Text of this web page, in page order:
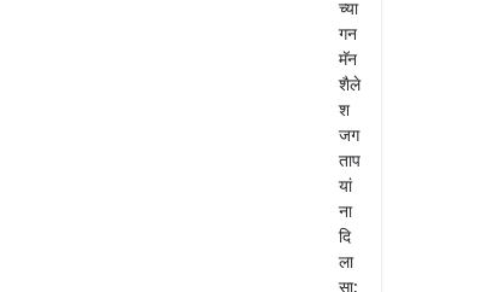
च्या
गन
मॅन
शैले
श
जग
ताप
यां
ना
दि
ला
सा;